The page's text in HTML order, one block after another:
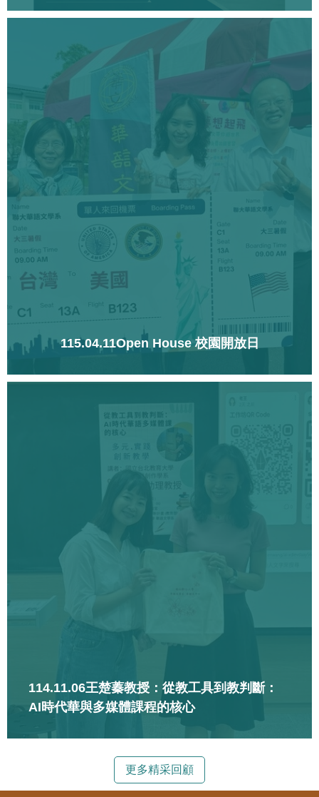
115.04.11Open House 校園開放日
114.11.06王楚蓁教授：從教工具到教判斷：
AI時代華與多媒體課程的核心
更多精采回顧